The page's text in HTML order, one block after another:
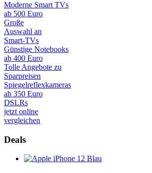
Moderne Smart TVs
ab 500 Euro
Große
Auswahl an
Smart-TVs
Günstige Notebooks
ab 400 Euro
Tolle Angebote zu
Sparpreisen
Spiegelreflexkameras
ab 350 Euro
DSLRs
jetzt online
vergleichen
Deals